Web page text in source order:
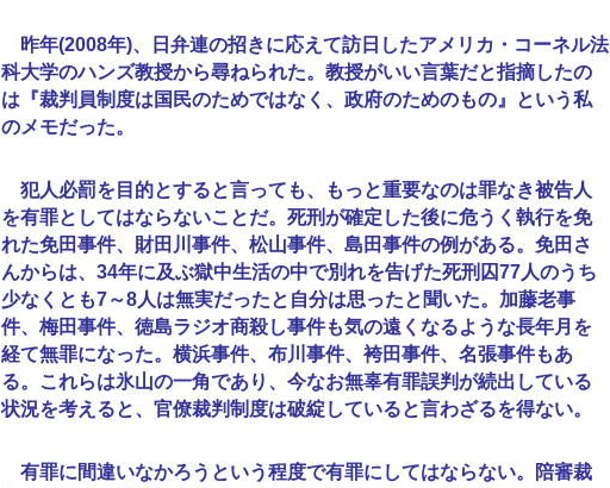
昨年(2008年)、日弁連の招きに応えて訪日したアメリカ・コーネル法
科大学のハンズ教授から尋ねられた。教授がいい言葉だと指摘したの
は『裁判員制度は国民のためではなく、政府のためのもの』という私
のメモだった。
犯人必罰を目的とすると言っても、もっと重要なのは罪なき被告人
を有罪としてはならないことだ。死刑が確定した後に危うく執行を免
れた免田事件、財田川事件、松山事件、島田事件の例がある。免田さ
んからは、34年に及ぶ獄中生活の中で別れを告げた死刑囚77人のうち
少なくとも7～8人は無実だったと自分は思ったと聞いた。加藤老事
件、梅田事件、徳島ラジオ商殺し事件も気の遠くなるような長年月を
経て無罪になった。横浜事件、布川事件、袴田事件、名張事件もあ
る。これらは氷山の一角であり、今なお無辜有罪誤判が続出している
状況を考えると、官僚裁判制度は破綻していると言わざるを得ない。
有罪に間違いなかろうという程度で有罪にしてはならない。陪審裁